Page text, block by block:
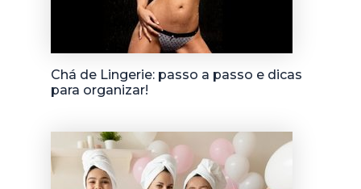
Chá de Lingerie: passo a passo e dicas
para organizar!